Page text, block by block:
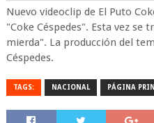
Nuevo videoclip de El Puto
"Coke Céspedes". Esta vez se
mierda". La producción del
Céspedes.
TAGS: NACIONAL PÁGINA